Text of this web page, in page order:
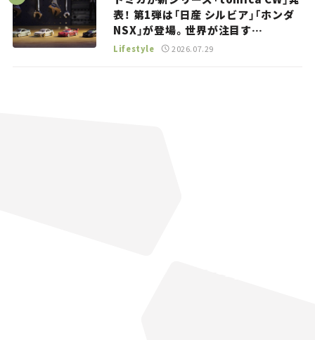
表！ 第1弾は「日産 シルビア」「ホンダ
NSX」が登場。世界が注目す
る“JDM”に焦点【クルマとホビー】
Lifestyle 2026.07.29